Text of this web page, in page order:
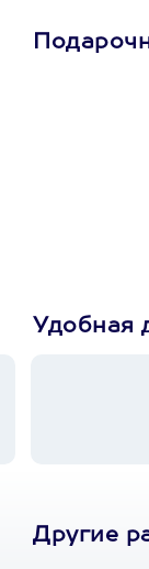
Удобная
Другие